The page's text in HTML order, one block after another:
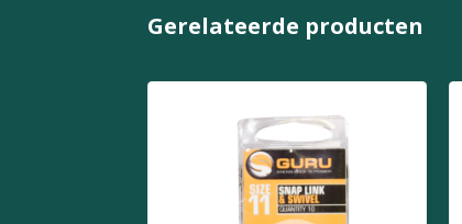
Gerelateerde producten